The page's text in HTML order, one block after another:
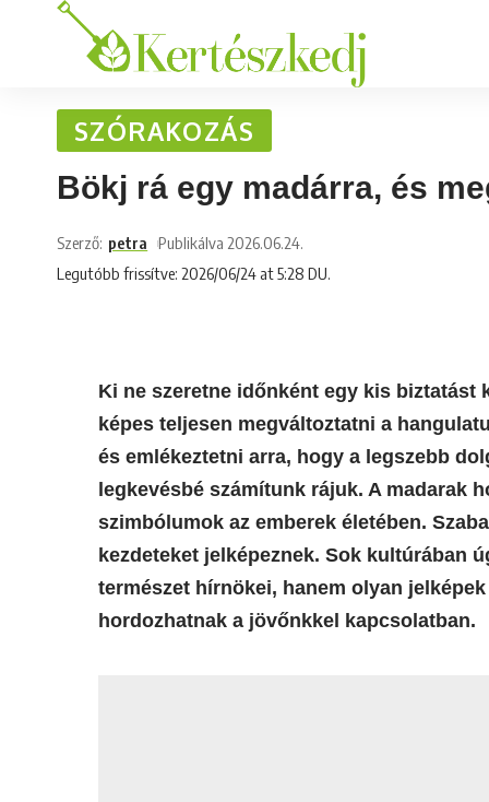
SZÓRAKOZÁS
Bökj rá egy madárra, és
Legutóbb frissítve: 2026/06/24 at 5:28 DU.
Szerző: petra Publikálva 2026.06.24.
Ki ne szeretne időnként egy kis
képes teljesen megváltoztatni a
és emlékeztetni arra, hogy a legszebb
legkevésbé számítunk rájuk. A madarak
szimbólumok az emberek életében.
kezdeteket jelképeznek. Sok kultúrában
természet hírnökei, hanem olyan
hordozhatnak a jövőnkkel kapcsolatban.